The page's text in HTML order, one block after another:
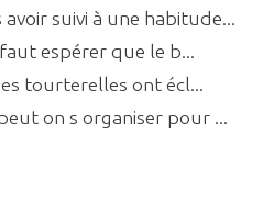
suivi à une habitude...
espérer que le b...
tourterelles ont écl...
on s organiser pour ...